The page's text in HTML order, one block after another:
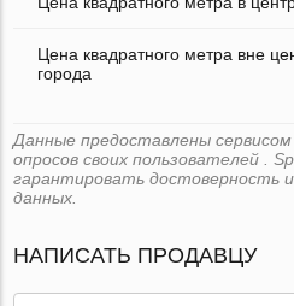
Цена квадратного метра вне
города
Данные предоставлены
опросов своих пользователей .
гарантировать достоверность
данных.
НАПИСАТЬ ПРОДАВЦУ